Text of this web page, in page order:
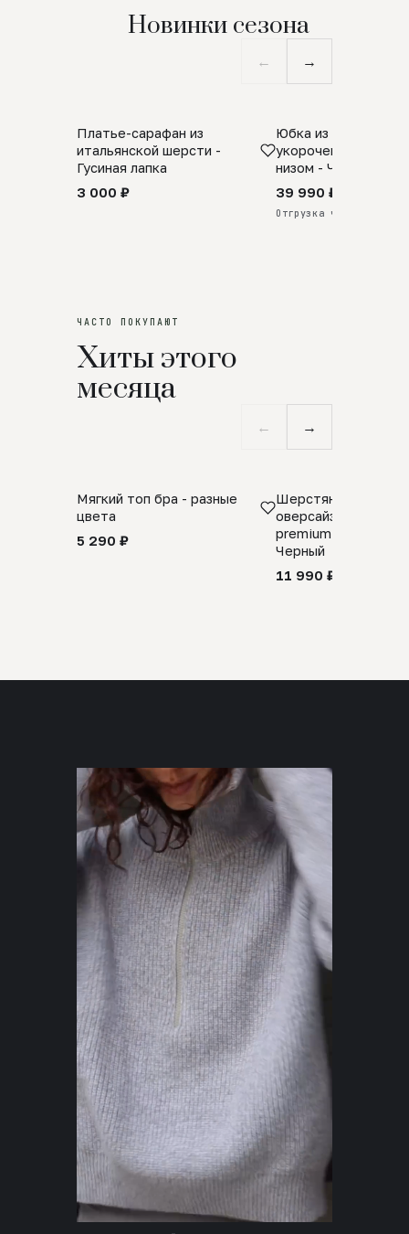
Новинки сезона
← →
SALE
Платье-сарафан из
итальянской шерсти -
Гусиная лапка
3 000 ₽
ПРЕДЗАКАЗ
Юбка из
укороченная с
низом - Черный
39 990 ₽
Отгрузка через 25 дней
ЧАСТО ПОКУПАЮТ
Хиты этого
месяца
← →
Мягкий топ бра - разные
цвета
5 290 ₽
Шерстяной свитер
оверсайз 100%
premium merino
Черный
11 990 ₽